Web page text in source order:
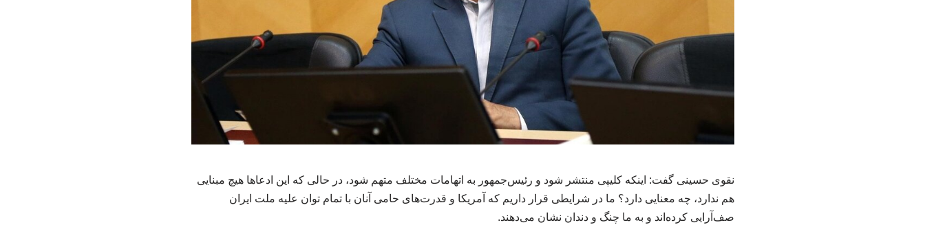
نقوی حسینی گفت: اینکه کلیپی منتشر شود و رئیس‌جمهور به اتهامات مختلف متهم شود، در حالی که این ادعاها هیچ مبنایی
هم ندارد، چه معنایی دارد؟ ما در شرایطی قرار داریم که آمریکا و قدرت‌های حامی آنان با تمام توان علیه ملت ایران
صف‌آرایی کرده‌اند و به ما چنگ و دندان نشان می‌دهند.